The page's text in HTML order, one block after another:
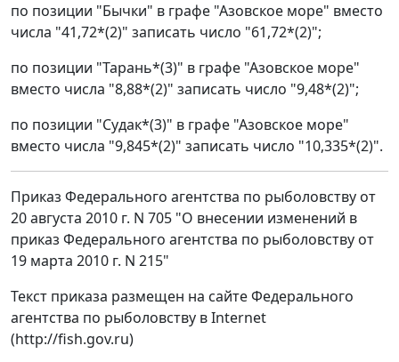
по позиции "Бычки" в графе "Азовское море" вместо
числа "41,72*(2)" записать число "61,72*(2)";
по позиции "Тарань*(3)" в графе "Азовское море"
вместо числа "8,88*(2)" записать число "9,48*(2)";
по позиции "Судак*(3)" в графе "Азовское море"
вместо числа "9,845*(2)" записать число "10,335*(2)".
Приказ Федерального агентства по рыболовству от
20 августа 2010 г. N 705 "О внесении изменений в
приказ Федерального агентства по рыболовству от
19 марта 2010 г. N 215"
Текст приказа размещен на сайте Федерального
агентства по рыболовству в Internet
(http://fish.gov.ru)